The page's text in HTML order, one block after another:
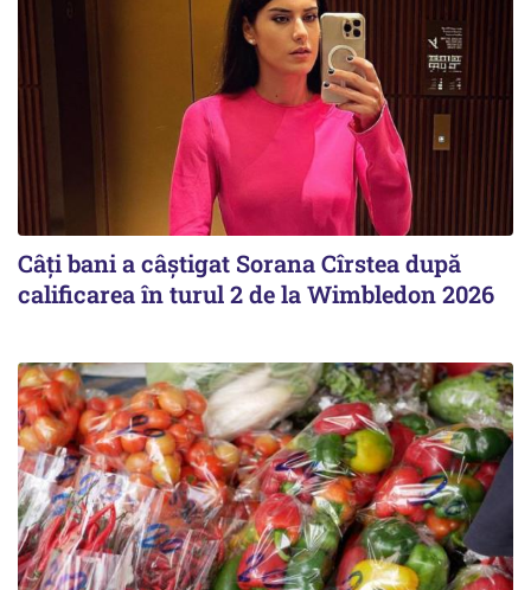
Câți bani a câștigat Sorana Cîrstea după
calificarea în turul 2 de la Wimbledon 2026